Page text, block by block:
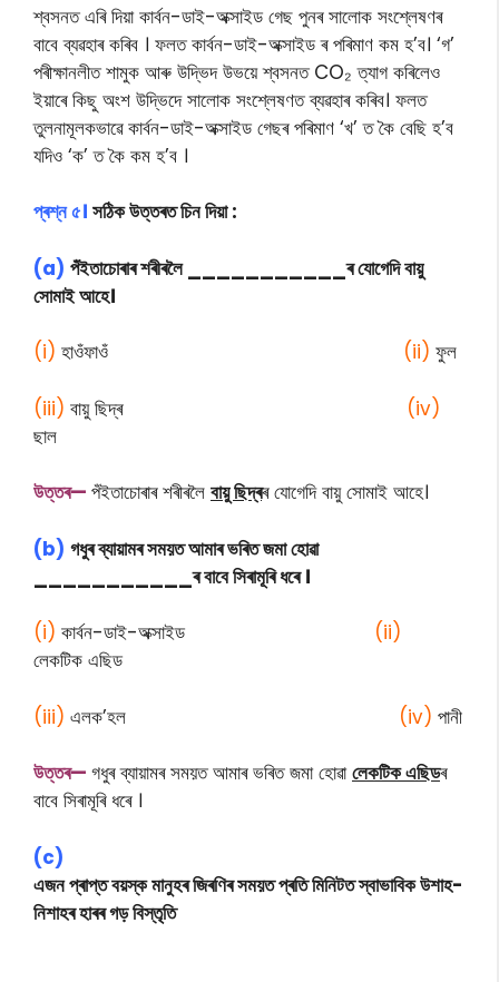
শ্বসনত এৰি দিয়া কাৰ্বন-ডাই-অক্সাইড গেছ পুনৰ সালােক সংশ্লেষণৰ
বাবে ব্যৱহাৰ কৰিব । ফলত কাৰ্বন-ডাই-অক্সাইড ৰ পৰিমাণ কম হ’ব। ‘গ’
পৰীক্ষানলীত শামুক আৰু উদ্ভিদ উভয়ে শ্বসনত CO₂ ত্যাগ কৰিলেও
ইয়াৰে কিছু অংশ উদ্ভিদে সালােক সংশ্লেষণত ব্যৱহাৰ কৰিব। ফলত
তুলনামূলকভাৱে কাৰ্বন-ডাই-অক্সাইড গেছৰ পৰিমাণ ‘খ’ ত কৈ বেছি হ’ব
যদিও ‘ক’ ত কৈ কম হ’ব ।
প্ৰশ্ন ৫। সঠিক উত্তৰত চিন দিয়া :
(a) পঁইতাচোৰাৰ শৰীৰলৈ ___________ৰ যোগেদি বায়ু
সোমাই আহে।
(i) হাওঁফাওঁ (ii) ফুল
(iii) বায়ু ছিদ্ৰ (iv)
ছাল
উত্তৰ— পঁইতাচোৰাৰ শৰীৰলৈ বায়ু ছিদ্ৰৰ যোগেদি বায়ু সোমাই আহে।
(b) গধুৰ ব্যায়ামৰ সময়ত আমাৰ ভৰিত জমা হোৱা
___________ৰ বাবে সিৰামূৰি ধৰে ।
(i) কাৰ্বন-ডাই-অক্সাইড (ii)
লেকটিক এছিড
(iii) এলক’হল (iv) পানী
উত্তৰ— গধুৰ ব্যায়ামৰ সময়ত আমাৰ ভৰিত জমা হোৱালেকটিক এছিডৰ
বাবে সিৰামূৰি ধৰে ।
(c)
এজন প্ৰাপ্ত বয়স্ক মানুহৰ জিৰণিৰ সময়ত প্ৰতি মিনিটত স্বাভাবিক উশাহ-
নিশাহৰ হাৰৰ গড় বিস্তৃতি